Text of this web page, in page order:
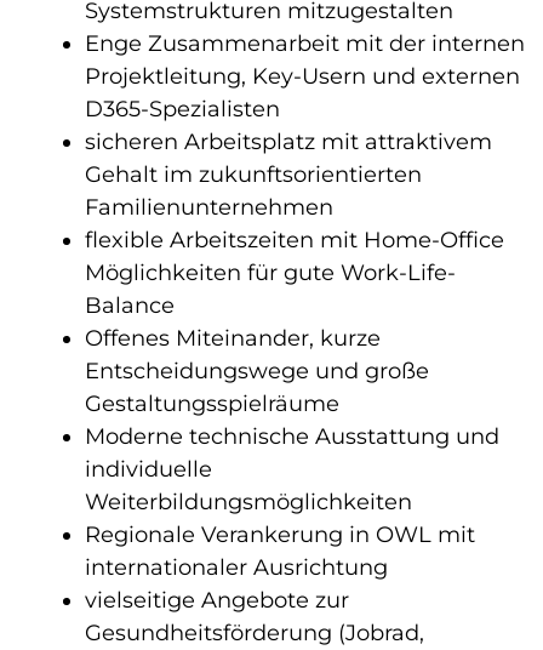
Systemstrukturen mitzugestalten
Enge Zusammenarbeit mit der internen
Projektleitung, Key-Usern und externen
D365-Spezialisten
sicheren Arbeitsplatz mit attraktivem
Gehalt im zukunftsorientierten
Familienunternehmen
flexible Arbeitszeiten mit Home-Office
Möglichkeiten für gute Work-Life-
Balance
Offenes Miteinander, kurze
Entscheidungswege und große
Gestaltungsspielräume
Moderne technische Ausstattung und
individuelle
Weiterbildungsmöglichkeiten
Regionale Verankerung in OWL mit
internationaler Ausrichtung
vielseitige Angebote zur
Gesundheitsförderung (Jobrad,